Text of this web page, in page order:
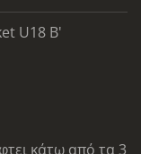
U18 Β'
κάτω από τα 3